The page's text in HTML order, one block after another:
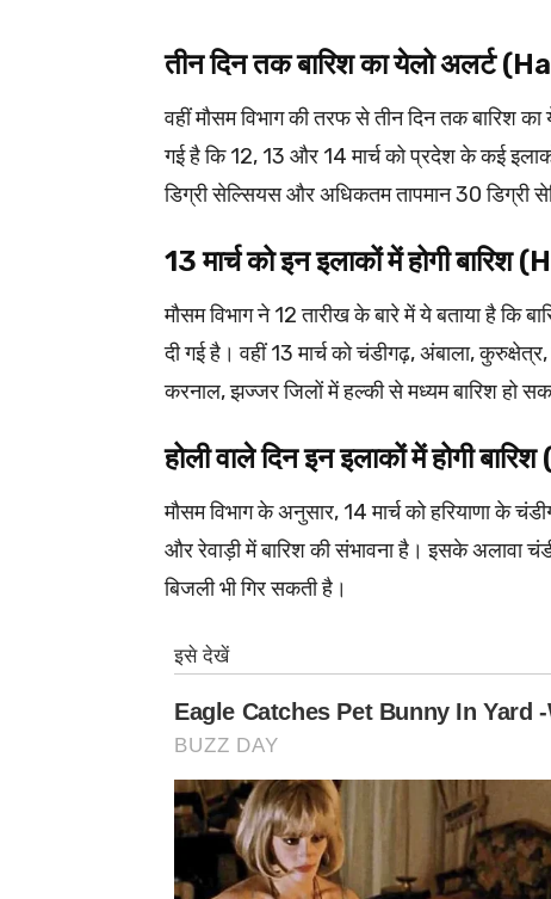
तीन दिन तक बारिश का येलो
वहीं मौसम विभाग की तरफ से तीन दिन तक बारिश
गई है कि 12, 13 और 14 मार्च को प्रदेश के कई
डिग्री सेल्सियस और अधिकतम तापमान 30 डिग्री
13 मार्च को इन इलाकों में होगी
मौसम विभाग ने 12 तारीख के बारे में ये बताया है कि
दी गई है। वहीं 13 मार्च को चंडीगढ़, अंबाला,
करनाल, झज्जर जिलों में हल्की से मध्यम बारिश हो
होली वाले दिन इन इलाकों में होगी
मौसम विभाग के अनुसार, 14 मार्च को हरियाणा के
और रेवाड़ी में बारिश की संभावना है। इसके
बिजली भी गिर सकती है।